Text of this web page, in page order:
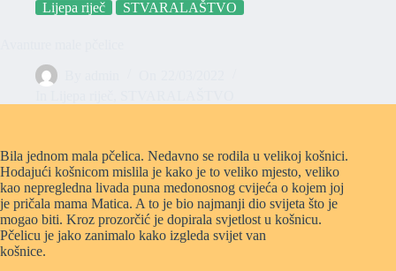
Lijepa riječ STVARALAŠTVO
Bila jednom mala pčelica. Nedavno se rodila u velikoj košnici.
Hodajući košnicom mislila je kako je to veliko mjesto, veliko
kao nepregledna livada puna medonosnog cvijeća o kojem joj
je pričala mama Matica. A to je bio najmanji dio svijeta što je
mogao biti. Kroz prozorčić je dopirala svjetlost u košnicu.
Pčelicu je jako zanimalo kako izgleda svijet van
košnice.